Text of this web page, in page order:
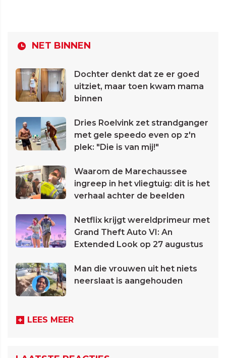
NET BINNEN
Dochter denkt dat ze er goed
uitziet, maar toen kwam mama
binnen
Dries Roelvink zet strandganger
met gele speedo even op z'n
plek: "Die is van mij!"
Waarom de Marechaussee
ingreep in het vliegtuig: dit is het
verhaal achter de beelden
Netflix krijgt wereldprimeur met
Grand Theft Auto VI: An
Extended Look op 27 augustus
Man die vrouwen uit het niets
neerslaat is aangehouden
LEES MEER